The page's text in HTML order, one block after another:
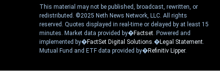
This material may not be published, broadcast, rewritten, or
redistributed. ©2025 Neth News Network, LLC. All rights
reserved. Quotes displayed in real-time or delayed by at least 15
minutes. Market data provided by�Factset. Powered and
implemented by�FactSet Digital Solutions.�Legal Statement.
Mutual Fund and ETF data provided by�Refinitiv Lipper.